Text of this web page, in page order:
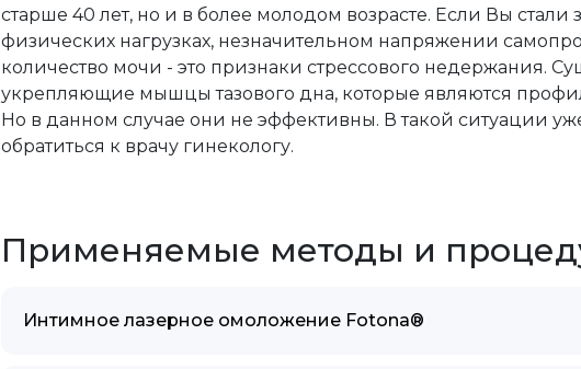
старше 40 лет, но и в более молодом возрасте. Если Вы стали
физических нагрузках, незначительном напряжении
количество мочи - это признаки стрессового недержания.
укрепляющие мышцы тазового дна, которые являются
Но в данном случае они не эффективны. В такой ситуации
обратиться к врачу гинекологу.
Применяемые методы и
Интимное лазерное омоложение Fotona®